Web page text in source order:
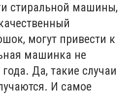
стиральной машины,
могут привести к
машинка не
Да, такие случаи
И самое